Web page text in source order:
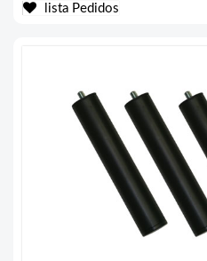
lista Pedidos